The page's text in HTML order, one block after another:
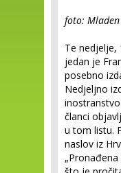
foto:
Te nedjelje,
jedan je
posebno
Nedjeljno
članci
u tom listu.
naslov iz